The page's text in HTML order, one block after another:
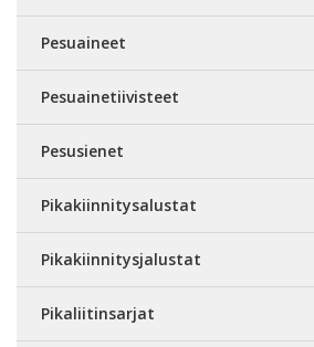
Pesuaineet
Pesuainetiivisteet
Pesusienet
Pikakiinnitysalustat
Pikakiinnitysjalustat
Pikaliitinsarjat